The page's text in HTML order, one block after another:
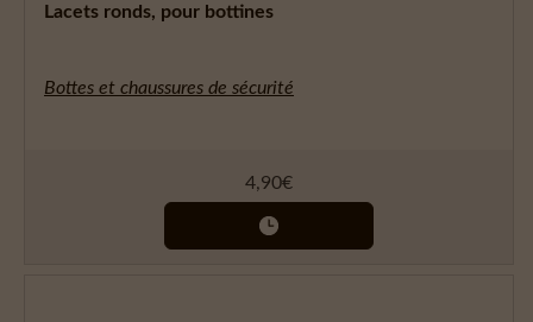
Lacets ronds, pour bottines
Bottes et chaussures de sécurité
4,90€